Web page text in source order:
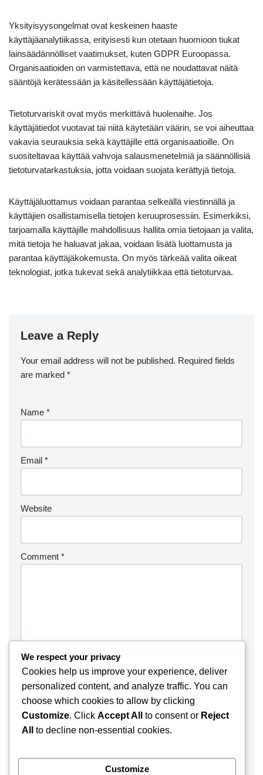
Yksityisyysongelmat ovat keskeinen haaste
käyttäjäanalytiikassa, erityisesti kun otetaan huomioon tiukat
lainsäädännölliset vaatimukset, kuten GDPR Euroopassa.
Organisaatioiden on varmistettava, että ne noudattavat näitä
sääntöjä kerätessään ja käsitellessään käyttäjätietoja.
Tietoturvariskit ovat myös merkittävä huolenaihe. Jos
käyttäjätiedot vuotavat tai niitä käytetään väärin, se voi aiheuttaa
vakavia seurauksia sekä käyttäjille että organisaatioille. On
suositeltavaa käyttää vahvoja salausmenetelmiä ja säännöllisiä
tietoturvatarkastuksia, jotta voidaan suojata kerättyjä tietoja.
Käyttäjäluottamus voidaan parantaa selkeällä viestinnällä ja
käyttäjien osallistamisella tietojen keruuprosessiin. Esimerkiksi,
tarjoamalla käyttäjille mahdollisuus hallita omia tietojaan ja valita,
mitä tietoja he haluavat jakaa, voidaan lisätä luottamusta ja
parantaa käyttäjäkokemusta. On myös tärkeää valita oikeat
teknologiat, jotka tukevat sekä analytiikkaa että tietoturvaa.
Leave a Reply
Your email address will not be published. Required fields
are marked *
Name *
Email *
Website
Comment *
Save my name, email, and website in this browser for the
next time I comment.
We respect your privacy
Cookies help us improve your experience, deliver
personalized content, and analyze traffic. You can
choose which cookies to allow by clicking
Customize. Click Accept All to consent or Reject
All
to decline non-essential cookies.
Customize